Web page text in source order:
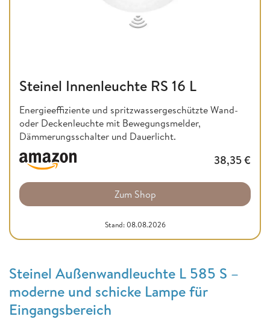
Steinel Innenleuchte RS 16 L
Energieeffiziente und spritzwassergeschützte Wand-
oder Deckenleuchte mit Bewegungsmelder,
Dämmerungsschalter und Dauerlicht.
38,35€
Zum Shop
Stand: 08.08.2026
Steinel Außenwandleuchte L 585 S –
moderne und schicke Lampe für
Eingangsbereich